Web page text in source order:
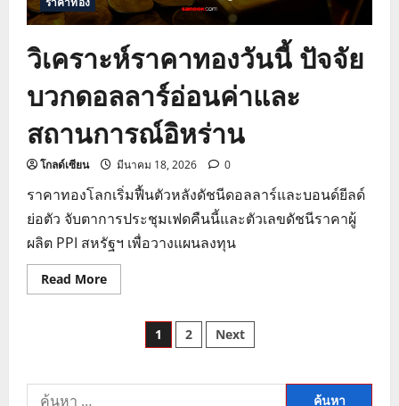
วิเคราะห์ราคาทองวันนี้ ปัจจัย
บวกดอลลาร์อ่อนค่าและ
สถานการณ์อิหร่าน
โกลด์เซียน มีนาคม 18, 2026 0
ราคาทองโลกเริ่มฟื้นตัวหลังดัชนีดอลลาร์และบอนด์ยีลด์
ย่อตัว จับตาการประชุมเฟดคืนนี้และตัวเลขดัชนีราคาผู้
ผลิต PPI สหรัฐฯ เพื่อวางแผนลงทุน
Read MoreRead
more
Posts
pagination
1 2 Next
ค้นหา